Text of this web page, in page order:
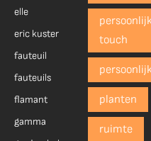
elle
eric kuster
fauteuil
fauteuils
flamant
gamma
touch
planten
ruimte